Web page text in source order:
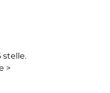
stelle.
>